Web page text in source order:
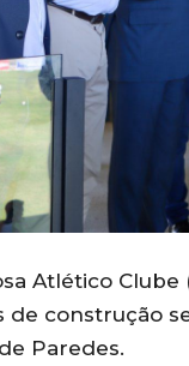
Atlético
de construção
Paredes.